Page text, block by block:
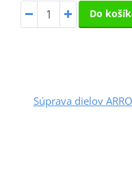
Do
Súprava dielov